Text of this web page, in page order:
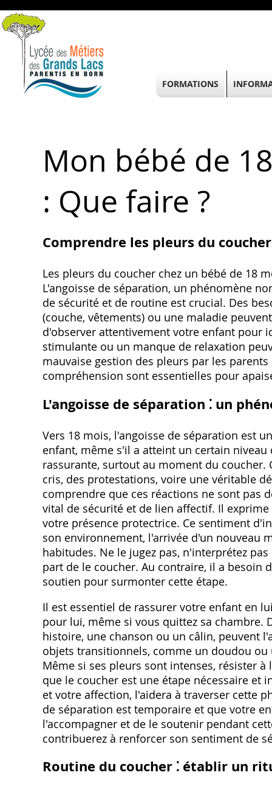
Mon bébé de
: Que faire ?
Comprendre les pleurs du coucher
Les pleurs du coucher chez un bébé de 18
L'angoisse de séparation, un phénomène
de sécurité et de routine est crucial. Des
(couche, vêtements) ou une maladie
d'observer attentivement votre enfant pour
stimulante ou un manque de relaxation
mauvaise gestion des pleurs par les
compréhension sont essentielles pour
L'angoisse de séparation ⁚ un
Vers 18 mois, l'angoisse de séparation est
enfant, même s'il a atteint un certain
rassurante, surtout au moment du
cris, des protestations, voire une véritable
comprendre que ces réactions ne sont pas
vital de sécurité et de lien affectif. Il
votre présence protectrice. Ce sentiment
son environnement, l'arrivée d'un nouveau
habitudes. Ne le jugez pas, n'interprétez
part de le coucher. Au contraire, il a besoin
soutien pour surmonter cette étape.
Il est essentiel de rassurer votre enfant en
pour lui, même si vous quittez sa chambre.
histoire, une chanson ou un câlin, peuvent
objets transitionnels, comme un doudou
Même si ses pleurs sont intenses, résister
que le coucher est une étape nécessaire et
et votre affection, l'aidera à traverser cette
de séparation est temporaire et que votre
l'accompagner et de le soutenir pendant
contribuerez à renforcer son sentiment de
Routine du coucher ⁚ établir un
FORMATIONS